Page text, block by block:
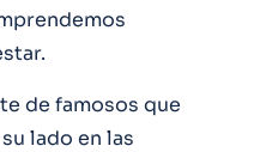
de famosos que
lado en las